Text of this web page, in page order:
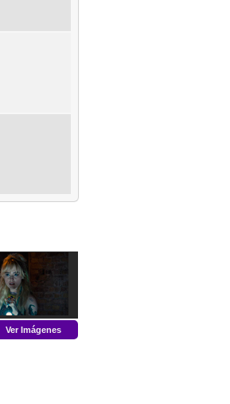
Ver Imágenes